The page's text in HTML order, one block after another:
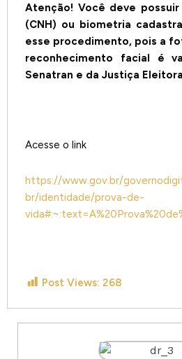
Atenção! Você deve
(CNH) ou biometria
esse procedimento, pois a
reconhecimento facial é
Senatran e da Justiça
Acesse o link
https://www.gov.br/
br/identidade/prova-de-
Post Views: 268